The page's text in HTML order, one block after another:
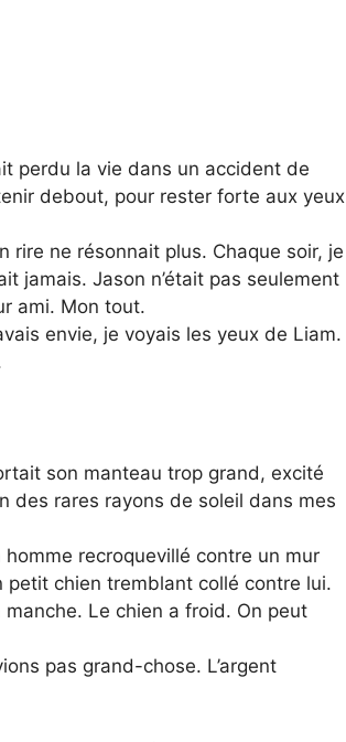
perdu la vie dans un accident de
debout, pour rester forte aux yeux
rire ne résonnait plus. Chaque soir, je
jamais. Jason n’était pas seulement
ami. Mon tout.
envie, je voyais les yeux de Liam.
son manteau trop grand, excité
des rares rayons de soleil dans mes
recroquevillé contre un mur
chien tremblant collé contre lui.
Le chien a froid. On peut
pas grand-chose. L’argent